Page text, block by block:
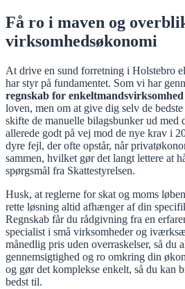
Få ro i maven og
virksomhedsøkonomi
At drive en sund forretning i Holstebro
har styr på fundamentet. Som vi har
regnskab for enkeltmandsvirksomhed
loven, men om at give dig selv de
skifte de manuelle bilagsbunker ud med
allerede godt på vej mod de nye krav i
dyre fejl, der ofte opstår, når
sammen, hvilket gør det langt lettere at
spørgsmål fra Skattestyrelsen.
Husk, at reglerne for skat og moms
rette løsning altid afhænger af din
Regnskab får du rådgivning fra en
specialist i små virksomheder og
månedlig pris uden overraskelser, så du
gennemsigtighed og ro omkring din
og gør det komplekse enkelt, så du kan
bedst til.